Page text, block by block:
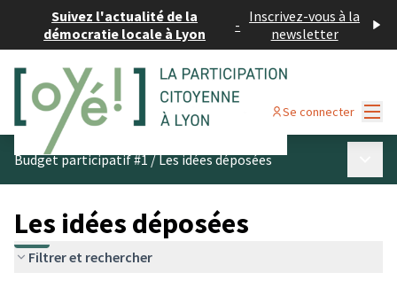
Suivez l'actualité de la
démocratie locale à Lyon
- Inscrivez-vous à la
newsletter
Se connecter
Budget participatif #1/Les idées déposées
Les idées déposées
Filtrer et rechercher